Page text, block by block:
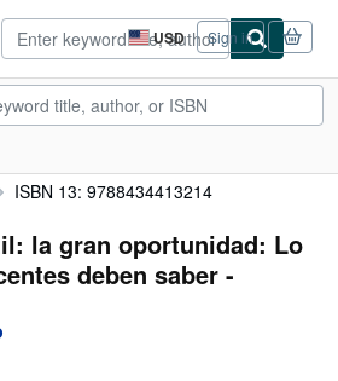
USD
Site
shopping
preferences
Sign in
ISBN 13: 9788434413214
la gran oportunidad: Lo
deben saber -